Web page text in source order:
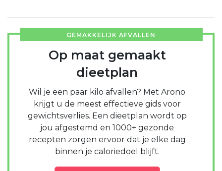
GEMAKKELIJK AFVALLEN
Op maat gemaakt
dieetplan
Wil je een paar kilo afvallen? Met Arono
krijgt u de meest effectieve gids voor
gewichtsverlies. Een dieetplan wordt op
jou afgestemd en 1000+ gezonde
recepten zorgen ervoor dat je elke dag
binnen je caloriedoel blijft.